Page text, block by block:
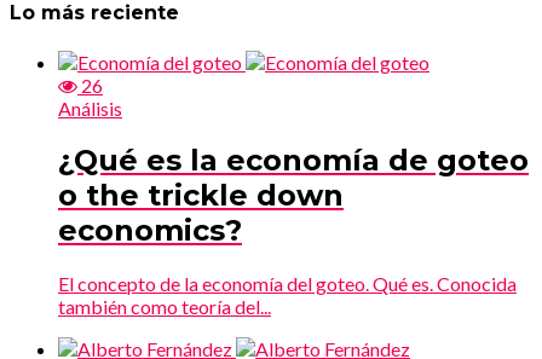
Lo más reciente
26
Análisis
¿Qué es la economía de goteo
o the trickle down
economics?
El concepto de la economía del goteo. Qué es. Conocida
también como teoría del...